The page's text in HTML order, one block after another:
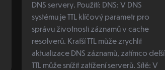
DNS servery. Použití: DNS: V DNS
systému je TTL klíčový parametr pro
správu životnosti záznamů v cache
resolverů. Kratší TTL může zrychlit
aktualizace DNS záznamů, zatímco delší
TTL může snížit zatížení serverů. Sítě: V